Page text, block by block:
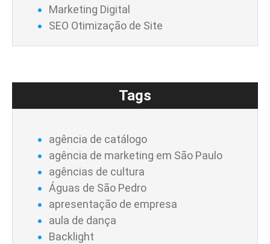
Marketing Digital
SEO Otimização de Site
Tags
agência de catálogo
agência de marketing em São Paulo
agências de cultura
Águas de São Pedro
apresentação de empresa
aula de dança
Backlight